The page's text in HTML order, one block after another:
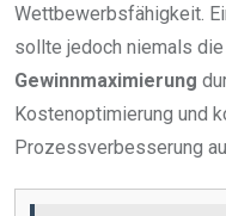
Wettbewerbsfähigkeit.
sollte jedoch niemals
Gewinnmaximierung
Kostenoptimierung und
Prozessverbesserung